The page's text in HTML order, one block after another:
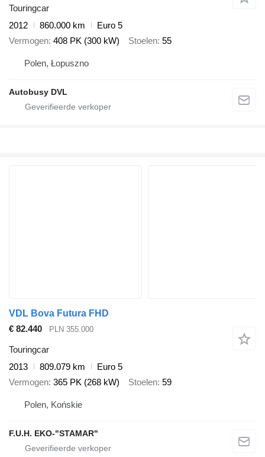
Touringcar
2012
860.000 km
Euro 5
Vermogen 408 PK (300 kW) Stoelen 55
Polen, Łopuszno
Autobusy DVL
VDL Bova Futura FHD
€ 82.440
PLN 355.000
Touringcar
2013
809.079 km
Euro 5
Vermogen 365 PK (268 kW) Stoelen 59
Polen, Końskie
F.U.H. EKO-"STAMAR"